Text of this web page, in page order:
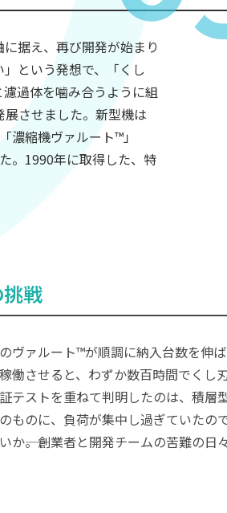
据え、再び開発が始まり
という発想で、「くし
過体を噛み合うように組
させました。新型機は
濃縮機ヴァルート™」
。1990年に取得した、特
戦
ヴァルート™が順調に納入台数を伸
働させると、わずか数百時間でく
テストを重ねて判明したのは、積
ものに、負荷が集中し過ぎていた
か――。創業者と開発チームの苦難の日